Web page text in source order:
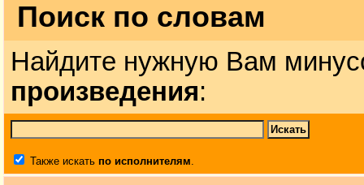
Поиск по словам
Найдите нужную Вам
произведения:
Также искать по исполнителям.